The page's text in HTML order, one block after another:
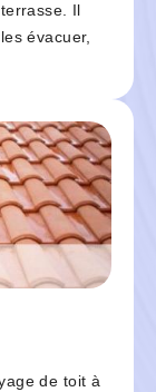
Il
évacuer,
de toit à